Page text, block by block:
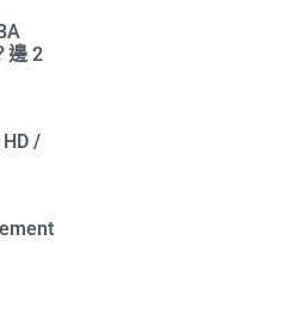
邊 2
/